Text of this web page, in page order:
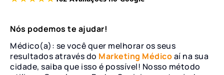
Nós podemos te ajudar!
Médico(a): se você quer melhorar os seus
resultados através do Marketing Médicoaí na sua
cidade, saiba que isso é possível! Nosso método